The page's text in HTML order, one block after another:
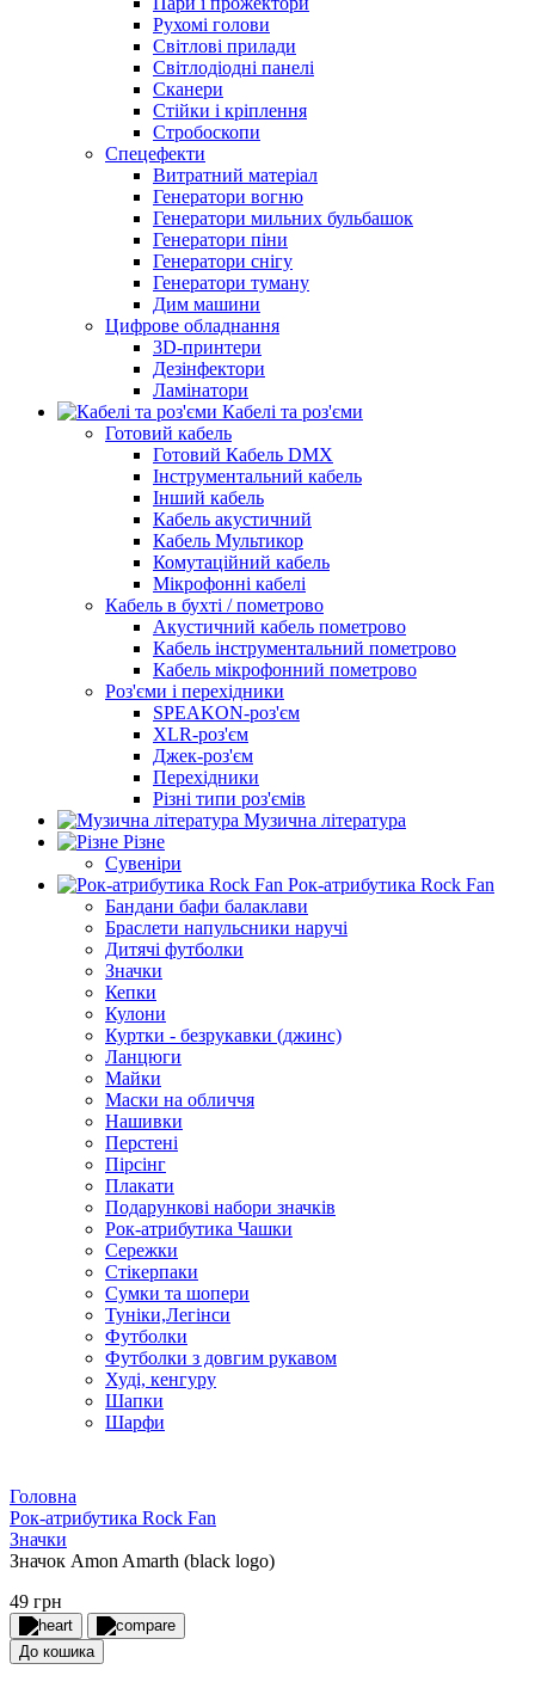
Рухомі голови
Світлові прилади
Світлодіодні панелі
Сканери
Стійки і кріплення
Стробоскопи
Спецефекти
Витратний матеріал
Генератори вогню
Генератори мильних бульбашок
Генератори піни
Генератори снігу
Генератори туману
Дим машини
Цифрове обладнання
3D-принтери
Дезінфектори
Ламінатори
Кабелі та роз'єми
Готовий кабель
Готовий Кабель DMX
Інструментальний кабель
Інший кабель
Кабель акустичний
Кабель Мультикор
Комутаційний кабель
Мікрофонні кабелі
Кабель в бухті / пометрово
Акустичний кабель пометрово
Кабель інструментальний пометрово
Кабель мікрофонний пометрово
Роз'єми і перехідники
SPEAKON-роз'єм
XLR-роз'єм
Джек-роз'єм
Перехідники
Різні типи роз'ємів
Музична література
Різне
Сувеніри
Рок-атрибутика Rock Fan
Бандани бафи балаклави
Браслети напульсники наручі
Дитячі футболки
Значки
Кепки
Кулони
Куртки - безрукавки (джинс)
Ланцюги
Майки
Маски на обличчя
Нашивки
Перстені
Пірсінг
Плакати
Подарункові набори значків
Рок-атрибутика Чашки
Сережки
Стікерпаки
Сумки та шопери
Туніки,Легінси
Футболки
Футболки з довгим рукавом
Худі, кенгуру
Шапки
Шарфи
Головна
Рок-атрибутика Rock Fan
Значки
Значок Amon Amarth (black logo)
49 грн
До кошика